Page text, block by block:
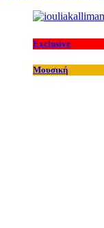
Exclusive
Μουσική